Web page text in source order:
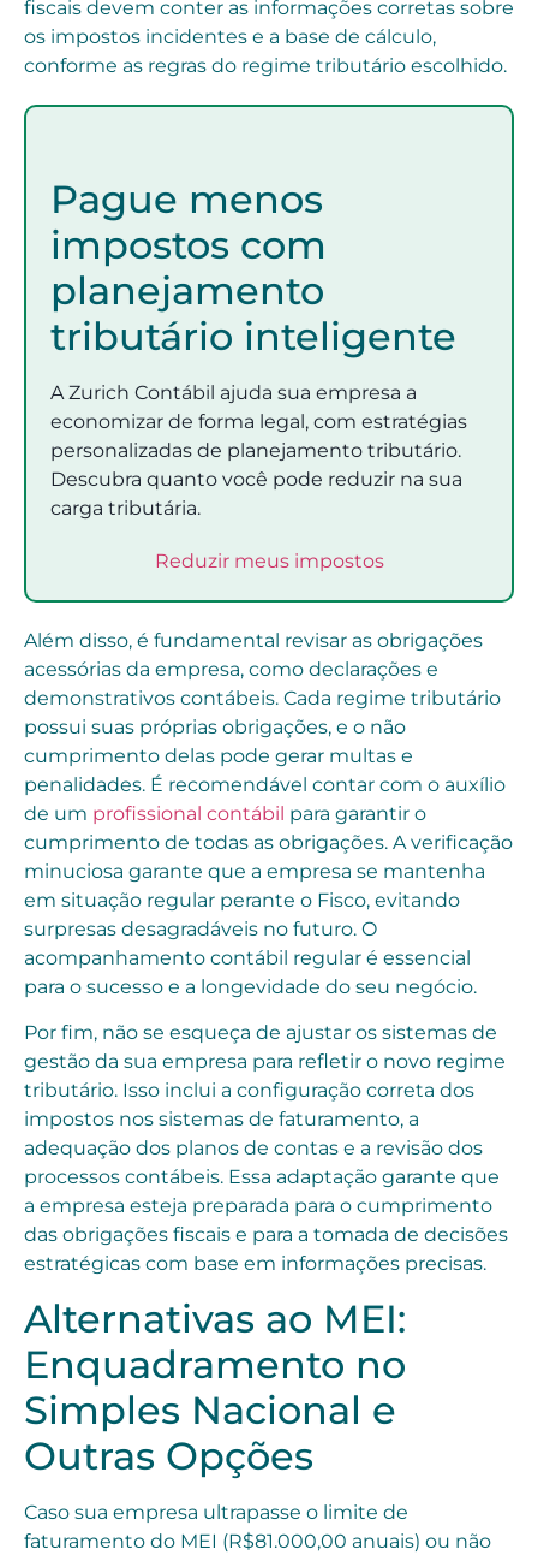
fiscais devem conter as informações corretas sobre
os impostos incidentes e a base de cálculo,
conforme as regras do regime tributário escolhido.
Pague menos
impostos com
planejamento
tributário inteligente
A Zurich Contábil ajuda sua empresa a
economizar de forma legal, com estratégias
personalizadas de planejamento tributário.
Descubra quanto você pode reduzir na sua
carga tributária.
Reduzir meus impostos
Além disso, é fundamental revisar as obrigações
acessórias da empresa, como declarações e
demonstrativos contábeis. Cada regime tributário
possui suas próprias obrigações, e o não
cumprimento delas pode gerar multas e
penalidades. É recomendável contar com o auxílio
de um profissional contábil para garantir o
cumprimento de todas as obrigações. A verificação
minuciosa garante que a empresa se mantenha
em situação regular perante o Fisco, evitando
surpresas desagradáveis no futuro. O
acompanhamento contábil regular é essencial
para o sucesso e a longevidade do seu negócio.
Por fim, não se esqueça de ajustar os sistemas de
gestão da sua empresa para refletir o novo regime
tributário. Isso inclui a configuração correta dos
impostos nos sistemas de faturamento, a
adequação dos planos de contas e a revisão dos
processos contábeis. Essa adaptação garante que
a empresa esteja preparada para o cumprimento
das obrigações fiscais e para a tomada de decisões
estratégicas com base em informações precisas.
Alternativas ao MEI:
Enquadramento no
Simples Nacional e
Outras Opções
Caso sua empresa ultrapasse o limite de
faturamento do MEI (R$81.000,00 anuais) ou não